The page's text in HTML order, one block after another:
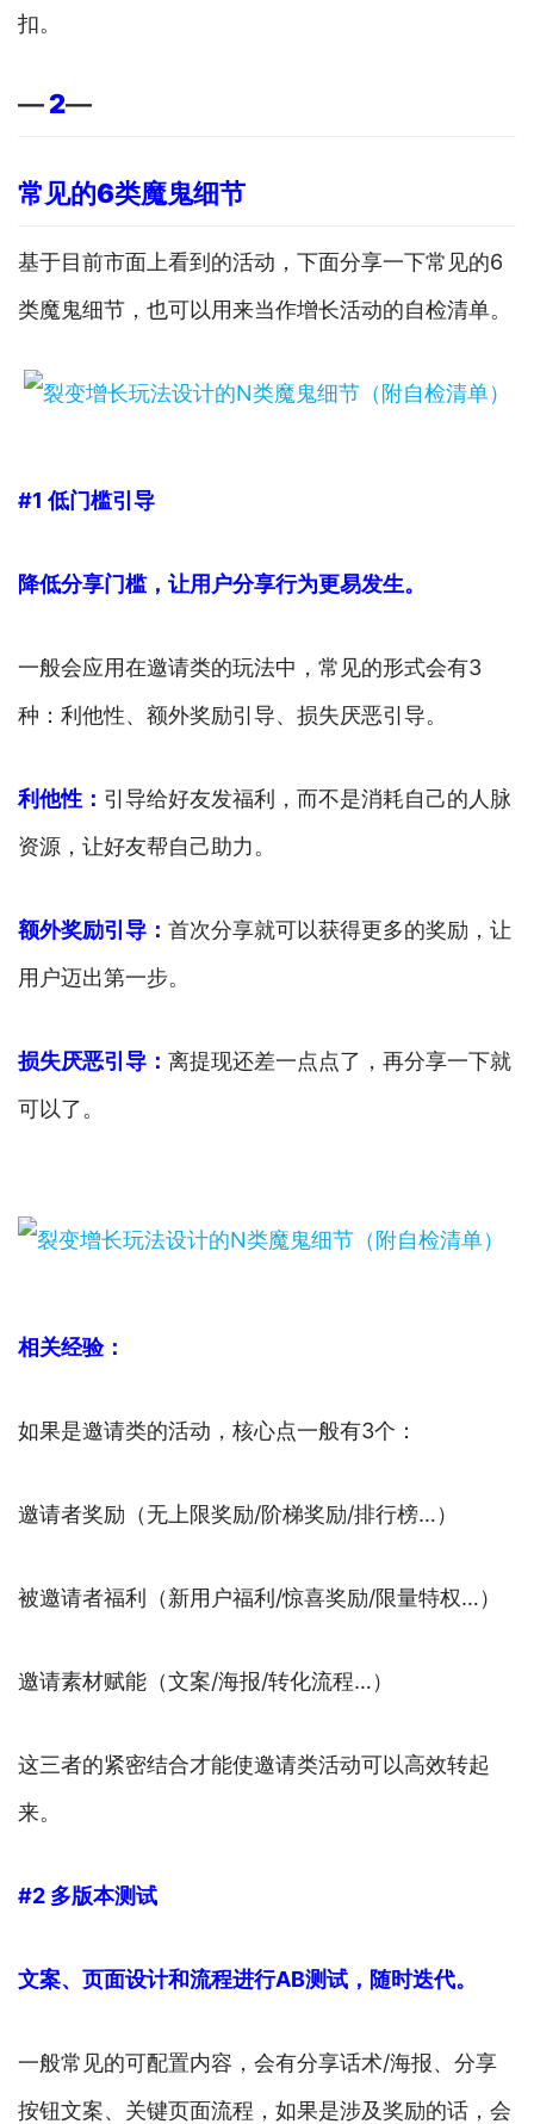
扣。
—2—
常见的6类魔鬼细节
基于目前市面上看到的活动，下面分享一下常见的6
类魔鬼细节，也可以用来当作增长活动的自检清单。
#1 低门槛引导
降低分享门槛，让用户分享行为更易发生。
一般会应用在邀请类的玩法中，常见的形式会有3
种：利他性、额外奖励引导、损失厌恶引导。
利他性： 引导给好友发福利，而不是消耗自己的人脉
资源，让好友帮自己助力。
额外奖励引导： 首次分享就可以获得更多的奖励，让
用户迈出第一步。
损失厌恶引导： 离提现还差一点点了，再分享一下就
可以了。
相关经验：
如果是邀请类的活动，核心点一般有3个：
邀请者奖励（无上限奖励/阶梯奖励/排行榜…）
被邀请者福利（新用户福利/惊喜奖励/限量特权…）
邀请素材赋能（文案/海报/转化流程…）
这三者的紧密结合才能使邀请类活动可以高效转起
来。
#2 多版本测试
文案、页面设计和流程进行AB测试，随时迭代。
一般常见的可配置内容，会有分享话术/海报、分享
按钮文案、关键页面流程，如果是涉及奖励的话，会